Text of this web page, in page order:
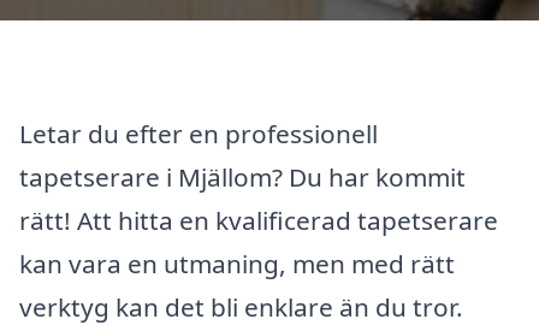
Letar du efter en professionell
tapetserare i Mjällom? Du har kommit
rätt! Att hitta en kvalificerad tapetserare
kan vara en utmaning, men med rätt
verktyg kan det bli enklare än du tror.